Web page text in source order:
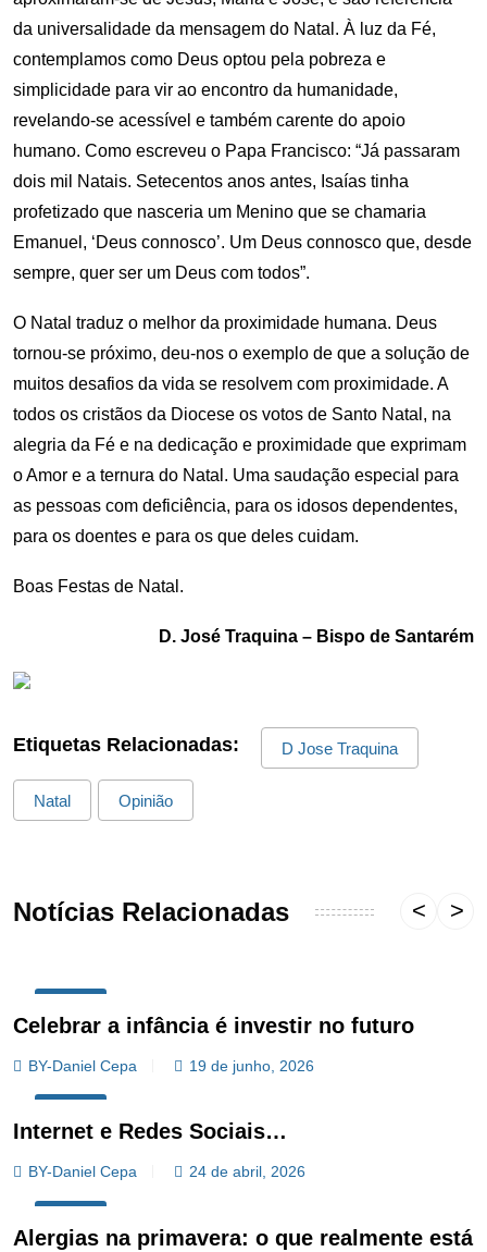
da universalidade da mensagem do Natal. À luz da Fé,
contemplamos como Deus optou pela pobreza e
simplicidade para vir ao encontro da humanidade,
revelando-se acessível e também carente do apoio
humano. Como escreveu o Papa Francisco: “Já passaram
dois mil Natais. Setecentos anos antes, Isaías tinha
profetizado que nasceria um Menino que se chamaria
Emanuel, ‘Deus connosco’. Um Deus connosco que, desde
sempre, quer ser um Deus com todos”.
O Natal traduz o melhor da proximidade humana. Deus
tornou-se próximo, deu-nos o exemplo de que a solução de
muitos desafios da vida se resolvem com proximidade. A
todos os cristãos da Diocese os votos de Santo Natal, na
alegria da Fé e na dedicação e proximidade que exprimam
o Amor e a ternura do Natal. Uma saudação especial para
as pessoas com deficiência, para os idosos dependentes,
para os doentes e para os que deles cuidam.
Boas Festas de Natal.
D. José Traquina – Bispo de Santarém
Etiquetas Relacionadas: D Jose Traquina
Natal Opinião
Notícias Relacionadas
Celebrar a infância é investir no futuro
BY-Daniel Cepa 19 de junho, 2026
Internet e Redes Sociais…
BY-Daniel Cepa 24 de abril, 2026
Alergias na primavera: o que realmente está